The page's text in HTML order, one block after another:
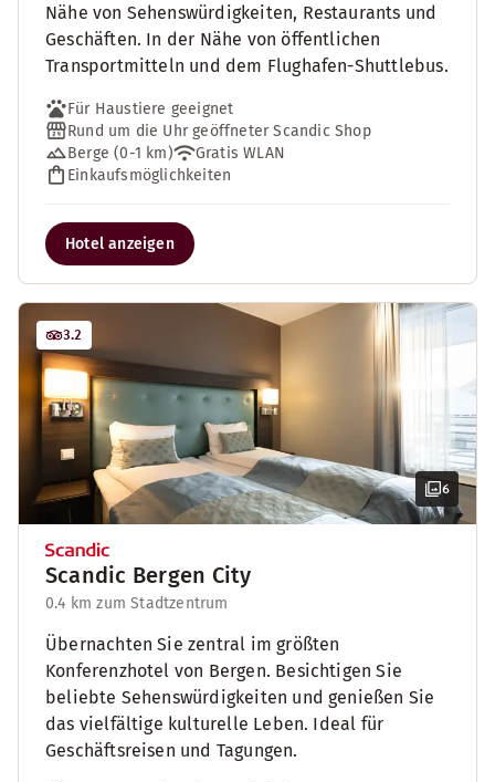
Nähe von Sehenswürdigkeiten, Restaurants und
Geschäften. In der Nähe von öffentlichen
Transportmitteln und dem Flughafen-Shuttlebus.
Für Haustiere geeignet
Rund um die Uhr geöffneter Scandic Shop
Berge (0-1 km)
Gratis WLAN
Einkaufsmöglichkeiten
Hotel anzeigen
6
3.2
Scandic Bergen City
0.4 km zum Stadtzentrum
Übernachten Sie zentral im größten
Konferenzhotel von Bergen. Besichtigen Sie
beliebte Sehenswürdigkeiten und genießen Sie
das vielfältige kulturelle Leben. Ideal für
Geschäftsreisen und Tagungen.